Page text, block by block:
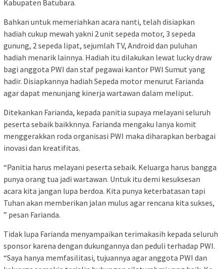
Kabupaten Batubara.
Bahkan untuk memeriahkan acara nanti, telah disiapkan
hadiah cukup mewah yakni 2 unit sepeda motor, 3 sepeda
gunung, 2 sepeda lipat, sejumlah TV, Android dan puluhan
hadiah menarik lainnya. Hadiah itu dilakukan lewat lucky draw
bagi anggota PWI dan staf pegawai kantor PWI Sumut yang
hadir. Disiapkannya hadiah Sepeda motor menurut Farianda
agar dapat menunjang kinerja wartawan dalam meliput.
Ditekankan Farianda, kepada panitia supaya melayani seluruh
peserta sebaik baikknnya. Farianda mengaku Ianya komit
menggerakkan roda organisasi PWI maka diharapkan berbagai
inovasi dan kreatifitas.
“Panitia harus melayani peserta sebaik. Keluarga harus bangga
punya orang tua jadi wartawan. Untuk itu demi kesuksesan
acara kita jangan lupa berdoa. Kita punya keterbatasan tapi
Tuhan akan memberikan jalan mulus agar rencana kita sukses,
” pesan Farianda.
Tidak lupa Farianda menyampaikan terimakasih kepada seluruh
sponsor karena dengan dukungannya dan peduli terhadap PWI.
“Saya hanya memfasilitasi, tujuannya agar anggota PWI dan